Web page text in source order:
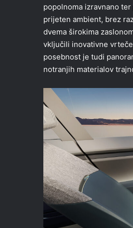
popolnoma izravnano
prijeten ambient, brez
dvema širokima
vključili inovativne
posebnost je tudi
notranjih materialov